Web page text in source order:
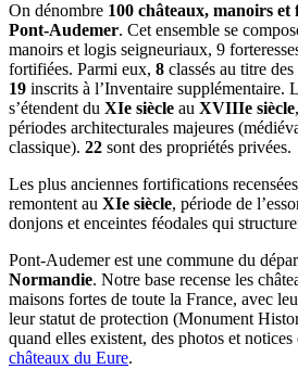
On dénombre 100 châteaux, manoirs
Pont-Audemer. Cet ensemble se
manoirs et logis seigneuriaux, 9
fortifiées. Parmi eux, 8 classés au titre
19 inscrits à l’Inventaire supplémentaire.
s’étendent du XIe siècle au XVIIIe siècle
périodes architecturales majeures
classique). 22 sont des propriétés privées.
Les plus anciennes fortifications
remontent au XIe siècle, période de
donjons et enceintes féodales qui
Pont-Audemerest une commune du
Normandie. Notre base recense les
maisons fortes de toute la France, avec
leur statut de protection (Monument
quand elles existent, des photos et
châteaux du Eure.